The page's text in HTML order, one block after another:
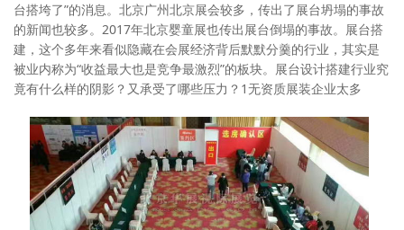
台搭垮了”的消息。北京广州北京展会较多，传出了展台坍塌的事故
的新闻也较多。2017年北京婴童展也传出展台倒塌的事故。展台搭
建，这个多年来看似隐藏在会展经济背后默默分羹的行业，其实是
被业内称为“收益最大也是竞争最激烈”的板块。展台设计搭建行业究
竟有什么样的阴影？又承受了哪些压力？1无资质展装企业太多